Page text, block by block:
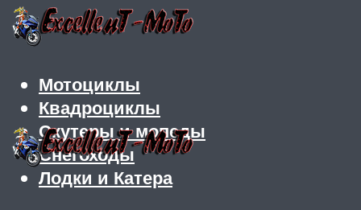
Мотоциклы
Квадроциклы
Скутеры и мопеды
Снегоходы
Лодки и Катера